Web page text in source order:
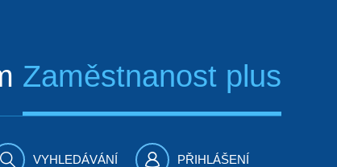
Zaměstnanost plus
VYHLEDÁVÁNÍ PŘIHLÁŠENÍ